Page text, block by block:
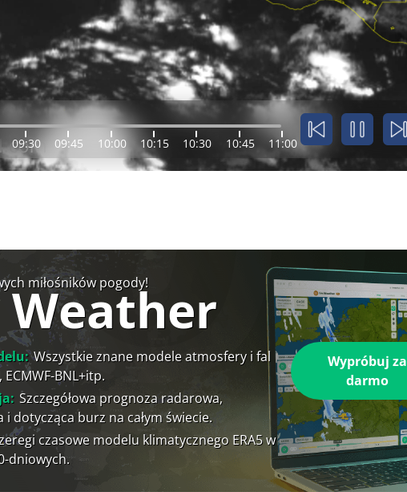
09:30 09:45 10:00 10:15 10:30 10:45 11:00
miłośników pogody!
Wszystkie znane modele atmosfery i fal
ECMWF-BNL+itp.
Szczegółowa prognoza radarowa,
dotycząca burz na całym świecie.
czasowe modelu klimatycznego ERA5 w
dniowych.
Wypróbuj za
darmo